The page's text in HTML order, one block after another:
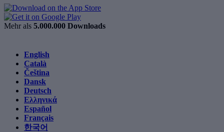
Mehr als 5.000.000 Downloads
English
Català
Čeština
Dansk
Deutsch
Ελληνικά
Español
Français
한국어